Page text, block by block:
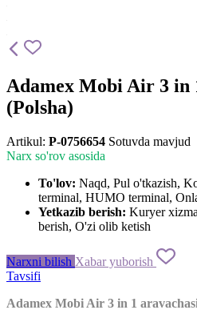
Adamex Mobi Air 3 in
(Polsha)
Artikul: P-0756654 Sotuvda mavjud
Narx so'rov asosida
To'lov: Naqd, Pul o'tkazish,
terminal, HUMO terminal,
Yetkazib berish: Kuryer
berish, O'zi olib ketish
Narxni bilish Xabar yuborish
Tavsifi
Adamex Mobi Air 3 in 1